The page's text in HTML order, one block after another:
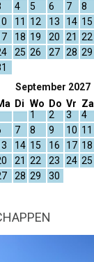
4 5 6 7 8
11 12 13 14 15
18 19 20 21 22
25 26 27 28 29
September 2027
Di Wo
1
Do
2
Vr
3
Za
4
7 8 9 10 11
14 15 16 17 18
21 22 23 24 25
28 29 30